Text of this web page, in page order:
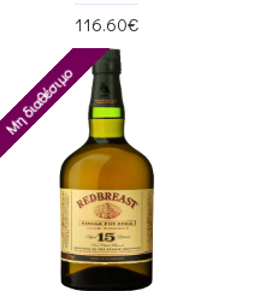
116.60€
Μη διαθέσιμο